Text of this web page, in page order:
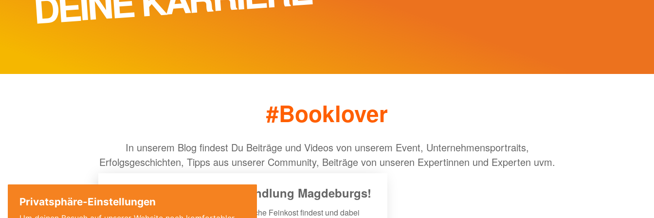
#Booklover
In unserem Blog findest Du Beiträge und Videos von unserem Event, Unternehmensportraits,
Erfolgsgeschichten, Tipps aus unserer Community, Beiträge von unseren Expertinnen und Experten uvm.
Das ist die älteste Buchhandlung Magdeburgs!
22.03.2024 | Wir zeigen dir, wo du literarische Feinkost findest und dabei